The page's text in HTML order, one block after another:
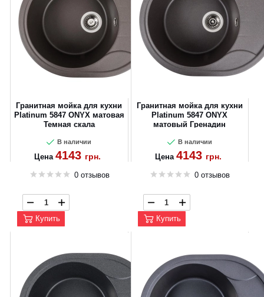
Гранитная мойка для кухни
Platinum 5847 ONYX матовая
Темная скала
В наличии
Цена 4143 грн.
0 отзывов
Купить
Гранитная мойка для кухни
Platinum 5847 ONYX
матовый Гренадин
В наличии
Цена 4143 грн.
0 отзывов
Купить